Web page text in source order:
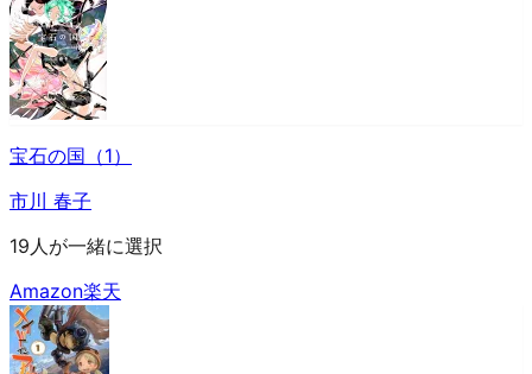
宝石の国（1）
市川 春子
19人が一緒に選択
Amazon楽天